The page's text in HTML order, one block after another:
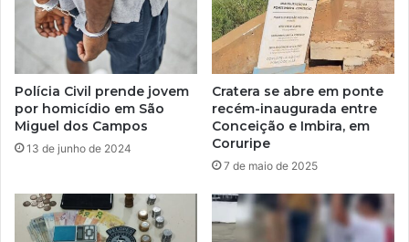
Polícia Civil prende jovem
por homicídio em São
Miguel dos Campos
13 de junho de 2024
Cratera se abre em ponte
recém-inaugurada entre
Conceição e Imbira, em
Coruripe
7 de maio de 2025